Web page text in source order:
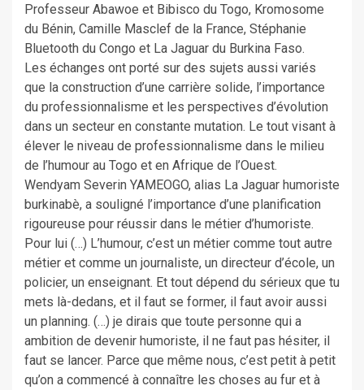
Professeur Abawoe et Bibisco du Togo, Kromosome
du Bénin, Camille Masclef de la France, Stéphanie
Bluetooth du Congo et La Jaguar du Burkina Faso.
‎Les échanges ont porté sur des sujets aussi variés
que la construction d’une carrière solide, l’importance
du professionnalisme et les perspectives d’évolution
dans un secteur en constante mutation. Le tout visant à
élever le niveau de professionnalisme dans le milieu
de l’humour au Togo et en Afrique de l’Ouest.
Wendyam Severin YAMEOGO, alias La Jaguar humoriste
burkinabè, a souligné l’importance d’une planification
rigoureuse pour réussir dans le métier d’humoriste.
Pour lui (…) L’humour, c’est un métier comme tout autre
métier et comme un journaliste, un directeur d’école, un
policier, un enseignant. Et tout dépend du sérieux que tu
mets là-dedans, et il faut se former, il faut avoir aussi
un planning. (…) je dirais que toute personne qui a
ambition de devenir humoriste, il ne faut pas hésiter, il
faut se lancer. Parce que même nous, c’est petit à petit
qu’on a commencé à connaître les choses au fur et à